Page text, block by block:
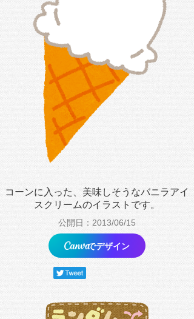
コーンに入った、美味しそうなバニラアイ
スクリームのイラストです。
公開日：2013/06/15
でデザイン